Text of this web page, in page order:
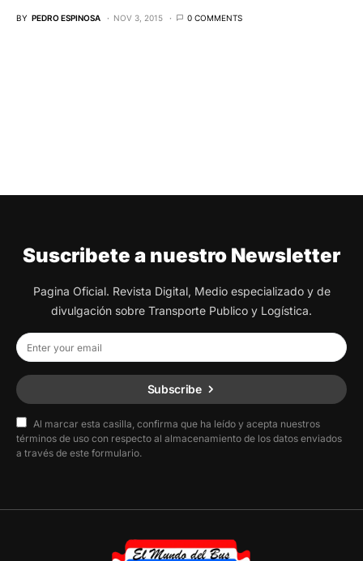
BY PEDRO ESPINOSA NOV 3, 2015 0 COMMENTS
Suscribete a nuestro Newsletter
Pagina Oficial. Revista Digital, Medio especializado y de
divulgación sobre Transporte Publico y Logística.
Subscribe
Al marcar esta casilla, confirma que ha leído y acepta nuestros
términos de uso con respecto al almacenamiento de los datos enviados
a través de este formulario.